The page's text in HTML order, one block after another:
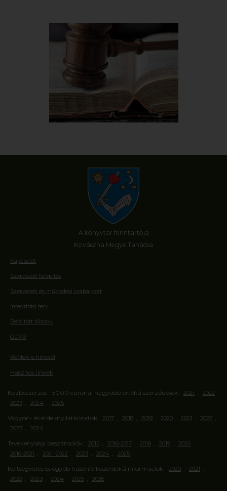
A könyvtár fenntartója
Kovászna Megye Tanácsa
Kapcsolat
Szervezeti felépítés
Szervezeti és működési szabályzat
Integritási terv
Betöltött állások
GDPR
ReMeK-e hírlevél
Hasznos linkek
Közbeszerzés - 5000 eurónál nagyobb értékű szerződések: 2021 , 2022 ,
2023 , 2024 , 2025
Vagyon- és érdeknyilatkozatok: 2017 , 2018 , 2019 , 2020 , 2021 , 2022 ,
2023 , 2024
Tevékenységi beszámolók: 2015 , 2016-2017 , 2018 , 2019 , 2020 ,
2016-2021 , 2021-2022 , 2023 , 2024 , 2025
Költségvetés és egyéb hasonló közérdekű információk: 2020 , 2021 ,
2022 , 2023 , 2024 , 2025 , 2026